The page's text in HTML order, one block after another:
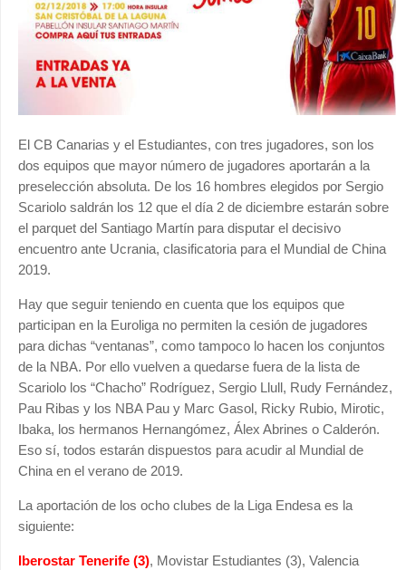
El CB Canarias y el Estudiantes, con tres jugadores, son los
dos equipos que mayor número de jugadores aportarán a la
preselección absoluta. De los 16 hombres elegidos por Sergio
Scariolo saldrán los 12 que el día 2 de diciembre estarán sobre
el parquet del Santiago Martín para disputar el decisivo
encuentro ante Ucrania, clasificatoria para el Mundial de China
2019.
Hay que seguir teniendo en cuenta que los equipos que
participan en la Euroliga no permiten la cesión de jugadores
para dichas “ventanas”, como tampoco lo hacen los conjuntos
de la NBA. Por ello vuelven a quedarse fuera de la lista de
Scariolo los “Chacho” Rodríguez, Sergio Llull, Rudy Fernández,
Pau Ribas y los NBA Pau y Marc Gasol, Ricky Rubio, Mirotic,
Ibaka, los hermanos Hernangómez, Álex Abrines o Calderón.
Eso sí, todos estarán dispuestos para acudir al Mundial de
China en el verano de 2019.
La aportación de los ocho clubes de la Liga Endesa es la
siguiente:
Iberostar Tenerife (3), Movistar Estudiantes (3), Valencia